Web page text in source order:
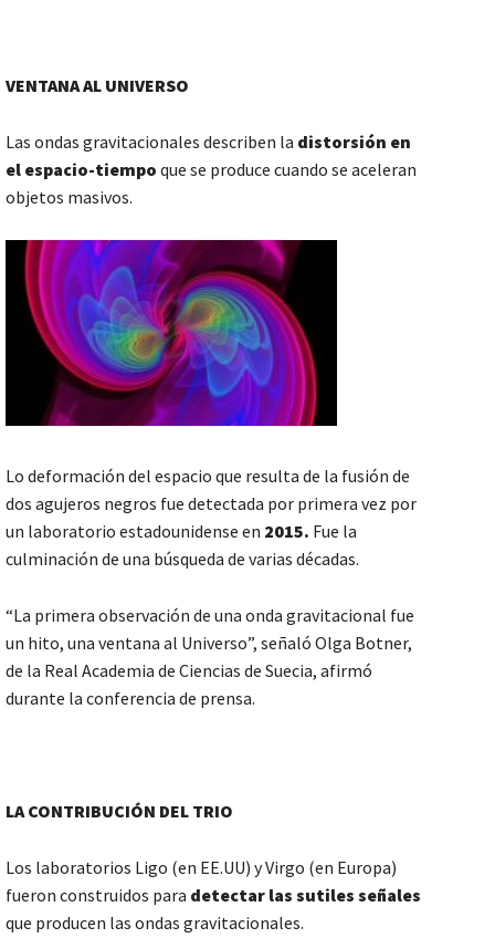
VENTANA AL UNIVERSO
Las ondas gravitacionales describen la distorsión en
el espacio-tiempo que se produce cuando se aceleran
objetos masivos.
Lo deformación del espacio que resulta de la fusión de
dos agujeros negros fue detectada por primera vez por
un laboratorio estadounidense en 2015. Fue la
culminación de una búsqueda de varias décadas.
“La primera observación de una onda gravitacional fue
un hito, una ventana al Universo”, señaló Olga Botner,
de la Real Academia de Ciencias de Suecia, afirmó
durante la conferencia de prensa.
LA CONTRIBUCIÓN DEL TRIO
Los laboratorios Ligo (en EE.UU) y Virgo (en Europa)
fueron construidos para detectar las sutiles señales
que producen las ondas gravitacionales.